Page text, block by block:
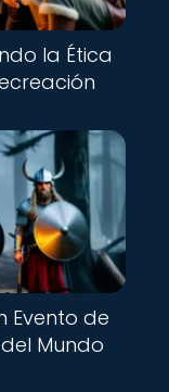
la Ética
Evento de
Mundo